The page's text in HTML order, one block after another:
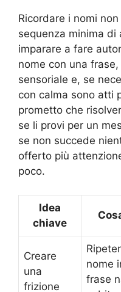
Ricordare i nomi
sequenza minima di
imparare a fare
nome con una
sensoriale e, se
con calma sono atti
prometto che
se li provi per un
se non succede
offerto più
poco.
Idea
chiave
Creare
una
frizione
nome
frase